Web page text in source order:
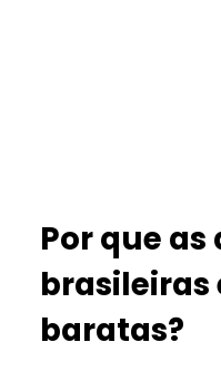
Por que as
brasileiras
baratas?